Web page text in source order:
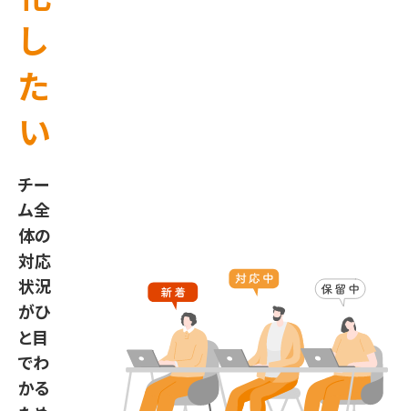
し
た
い
チー
ム全
体の
対応
状況
がひ
と目
でわ
かる